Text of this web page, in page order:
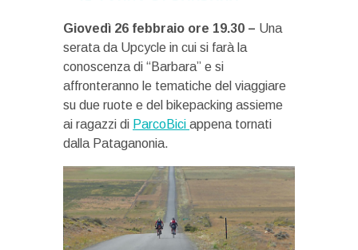
Giovedì 26 febbraio ore 19.30 – Una
serata da Upcycle in cui si farà la
conoscenza di “Barbara” e si
affronteranno le tematiche del viaggiare
su due ruote e del bikepacking assieme
ai ragazzi di ParcoBici appena tornati
dalla Pataganonia.